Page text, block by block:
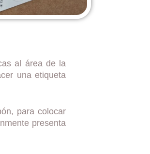
al área de la
una etiqueta
para colocar
presenta